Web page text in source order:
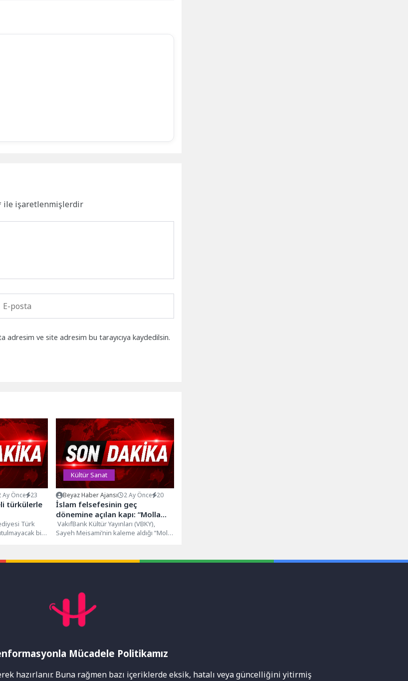
ile işaretlenmişlerdir
adresim ve site adresim bu tarayıcıya kaydedilsin.
Ay Önce 23
türkülerle
Türk
bir
Kültür Sanat
Beyaz Haber Ajansı 2 Ay Önce 20
İslam felsefesinin geç
dönemine açılan kapı: “Molla
Sadrâ”
VakıfBank Kültür Yayınları (VBKY),
Sayeh Meisami’nin kaleme aldığı “Molla
Mücadele Politikamız
hazırlanır. Buna rağmen bazı içeriklerde eksik, hatalı veya güncelliğini yitirmiş